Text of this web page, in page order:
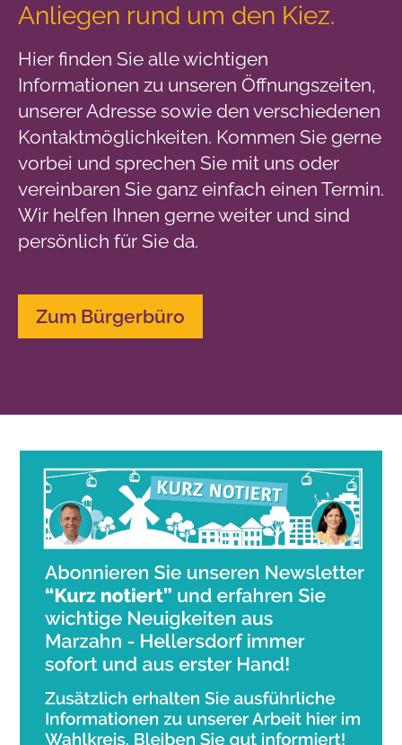
Anliegen rund um den Kiez.
Hier finden Sie alle wichtigen
Informationen zu unseren Öffnungszeiten,
unserer Adresse sowie den verschiedenen
Kontaktmöglichkeiten. Kommen Sie gerne
vorbei und sprechen Sie mit uns oder
vereinbaren Sie ganz einfach einen Termin.
Wir helfen Ihnen gerne weiter und sind
persönlich für Sie da.
Zum Bürgerbüro